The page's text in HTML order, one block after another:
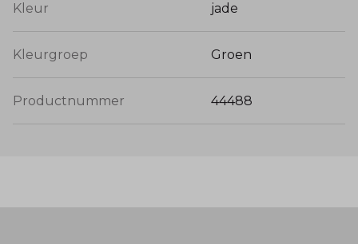
Kleur jade
Kleurgroep Groen
Productnummer 44488